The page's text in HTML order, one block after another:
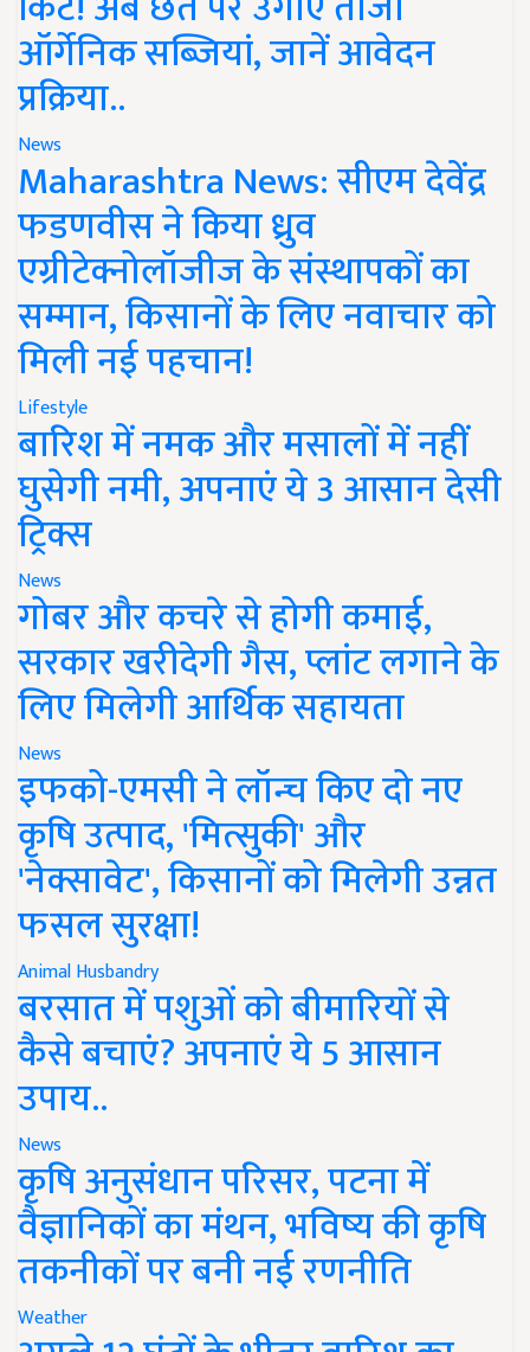
ऑर्गेनिक सब्जियां, जानें आवेदन
प्रक्रिया..
News
Maharashtra News: सीएम देवेंद्र
फडणवीस ने किया ध्रुव
एग्रीटेक्नोलॉजीज के संस्थापकों का
सम्मान, किसानों के लिए नवाचार को
मिली नई पहचान!
Lifestyle
बारिश में नमक और मसालों में नहीं
घुसेगी नमी, अपनाएं ये 3 आसान देसी
ट्रिक्स
News
गोबर और कचरे से होगी कमाई,
सरकार खरीदेगी गैस, प्लांट लगाने के
लिए मिलेगी आर्थिक सहायता
News
इफको-एमसी ने लॉन्च किए दो नए
कृषि उत्पाद, 'मित्सुकी' और
'नेक्सावेट', किसानों को मिलेगी उन्नत
फसल सुरक्षा!
Animal Husbandry
बरसात में पशुओं को बीमारियों से
कैसे बचाएं? अपनाएं ये 5 आसान
उपाय..
News
कृषि अनुसंधान परिसर, पटना में
वैज्ञानिकों का मंथन, भविष्य की कृषि
तकनीकों पर बनी नई रणनीति
Weather